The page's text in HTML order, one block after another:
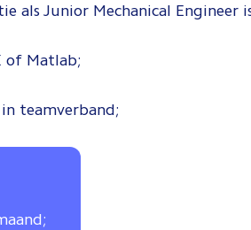
als Junior Mechanical Engineer
of Matlab;
teamverband;